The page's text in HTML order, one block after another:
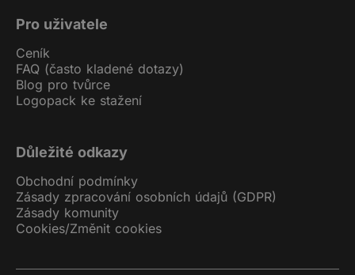
Pro uživatele
Ceník
FAQ (často kladené dotazy)
Blog pro tvůrce
Logopack ke stažení
Důležité odkazy
Obchodní podmínky
Zásady zpracování osobních údajů (GDPR)
Zásady komunity
Cookies/Změnit cookies